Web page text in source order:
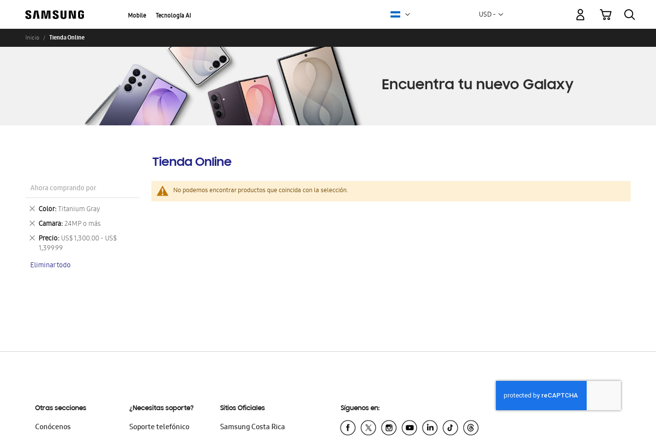
Mobile Tecnología AI Moneda
USD -
Mi carrito
Inicio Tienda Online
Tienda Online
No podemos encontrar productos que coincida con la selección.
Ahora comprando por
Color Titanium Gray
Eliminar
este
artículo
Camara 24MP o más
Eliminar
este
artículo
Precio US$ 1,300.00 - US$
1,399.99
Eliminar
este
Eliminar todo
Otras secciones
Conócenos
¿Necesitas soporte?
Soporte telefónico
Sitios Oficiales
Samsung Costa Rica
Síguenos en: